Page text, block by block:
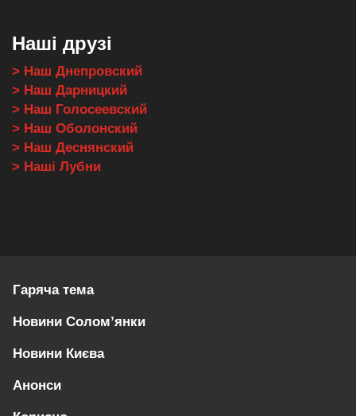
Наші друзі
> Наш Днепровский
> Наш Дарницкий
> Наш Голосеевский
> Наш Оболонский
> Наш Деснянский
> Наші Лубни
Гаряча тема
Новини Солом’янки
Новини Києва
Анонси